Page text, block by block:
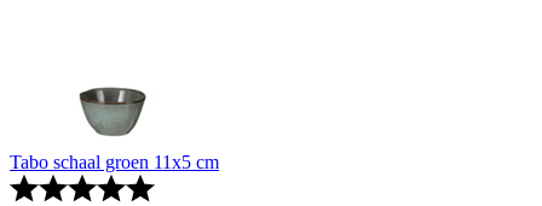
Tabo schaal groen 11x5 cm